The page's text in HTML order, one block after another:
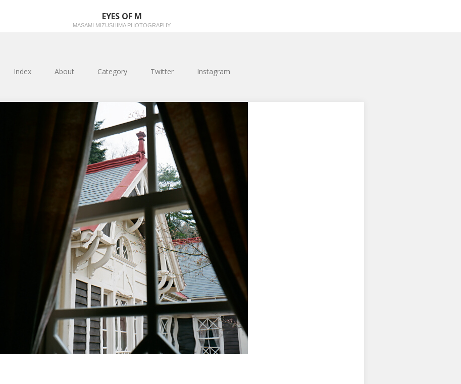
EYES OF M
MASAMI MIZUSHIMA PHOTOGRAPHY
Index About Category Twitter Instagram